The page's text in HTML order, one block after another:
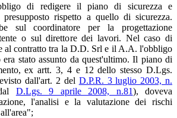
di redigere il piano di sicurezza e
presupposto rispetto a quello di sicurezza.
sul coordinatore per la progettazione
o sul direttore dei lavori. Nel caso di
al contratto tra la D.D. Srl e il A.A. l'obbligo
stato assunto da quest'ultimo. Il piano di
ex artt. 3, 4 e 12 dello stesso D.Lgs.
dall'art. 2 del D.P.R. 3 luglio 2003, n.
D.Lgs. 9 aprile 2008, n.81), doveva
l'analisi e la valutazione dei rischi